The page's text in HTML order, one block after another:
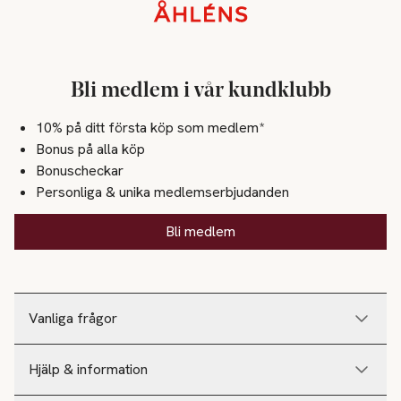
Vanliga frågor
Hjälp & information
Bli medlem i vår kundklubb
10% på ditt första köp som medlem*
Bonus på alla köp
Bonuscheckar
Personliga & unika medlemserbjudanden
Bli medlem